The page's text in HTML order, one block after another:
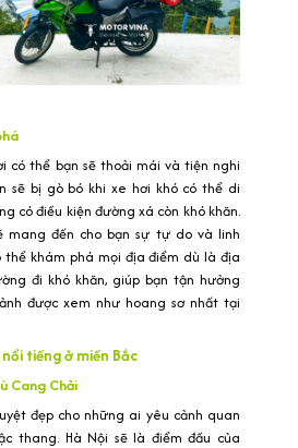
có thể bạn sẽ thoải mái và tiện nghi
sẽ bị gò bó khi xe hơi khó có thể di
có điều kiện đường xá còn khó khăn.
mang đến cho bạn sự tự do và linh
khám phá mọi địa điểm dù là địa
đi khó khăn, giúp bạn tận hưởng
được xem như hoang sơ nhất tại
tiếng ở miền Bắc
Cang Chải
đẹp cho những ai yêu cảnh quan
thang. Hà Nội sẽ là điểm đầu của